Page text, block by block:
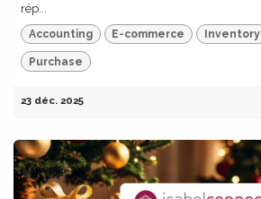
rép...
Accounting E-commerce Inventory
Purchase
23 déc. 2025